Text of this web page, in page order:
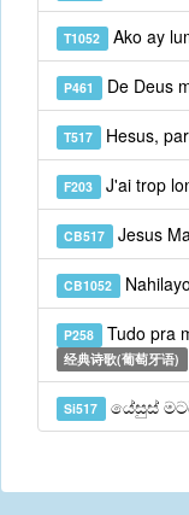
T1052 Ako ay
P461 De Deus
T517 Hesus,
F203 J'ai trop
CB517 Jesus
CB1052
P258 Tudo pra
经典诗歌(葡萄牙语)
Si517 යේසුස්